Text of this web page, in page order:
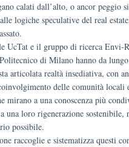
calati dall’alto, o ancor peggio
logiche speculative del real
UcTat e il gruppo di ricerca Envi-
di Milano hanno da
articolata realtà insediativa, con
delle comunità locali
mirano a una conoscenza più
una loro rigenerazione sostenibile,
possibile.
raccoglie e sistematizza questi